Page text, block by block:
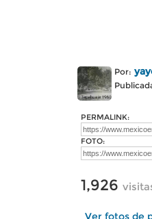
Por:
PERMALINK:
FOTO:
1,926
Ver fotos de